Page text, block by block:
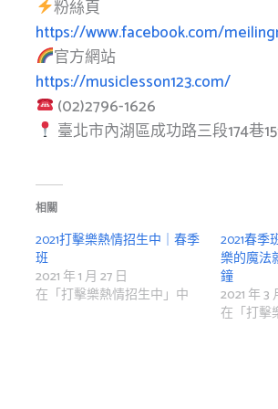
粉絲頁
https://www.facebook.com/
官方網站
https://musiclesson123.com/
(02)2796-1626
臺北市內湖區成功路三段174巷
相關
2021打擊樂熱情招生中｜春季
班
2021 年 1 月 27 日
在「打擊樂熱情招生中」中
2021春季
樂的魔法
鐘
2021 年 3
在「打擊